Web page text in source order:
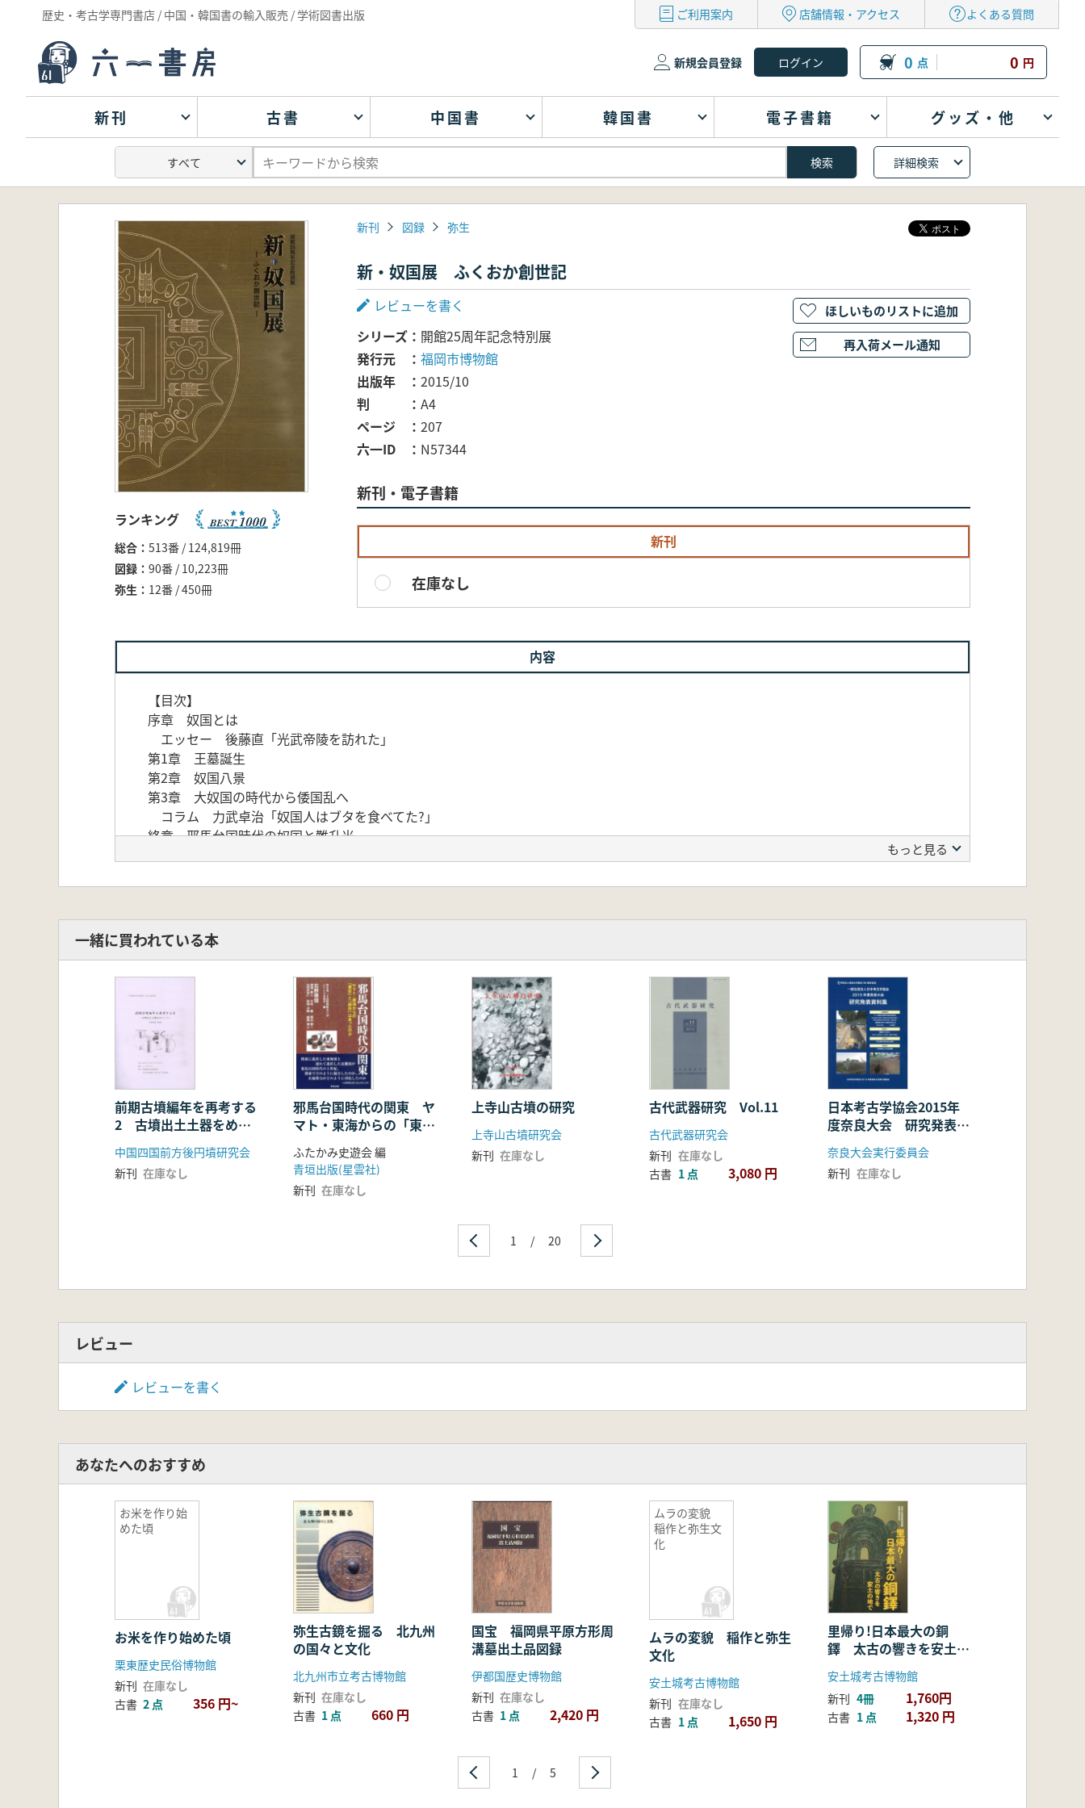
歴史・考古学専門書店 / 中国・韓国書の輸入販売 / 学術図書出版 ご利用案内 店舗情報・アクセス よくある質問
新規会員登録 0 点 0 円
新刊 古書 中国書 韓国書 電子書籍 グッズ・他
詳細検索
ランキング
総合
513番 / 124,819冊
図録
90番 / 10,223冊
弥生
12番 / 450冊
新刊 図録 弥生
新・奴国展 ふくおか創世記
レビューを書く
シリーズ
開館25周年記念特別展
発行元
福岡市博物館
出版年
2015/10
判
A4
ページ
207
六一ID
N57344
新刊・電子書籍
新刊
在庫なし
ほしいものリストに追加
再入荷メール通知
内容
【目次】
序章 奴国とは
エッセー 後藤直「光武帝陵を訪れた」
第1章 王墓誕生
第2章 奴国八景
第3章 大奴国の時代から倭国乱へ
コラム 力武卓治「奴国人はブタを食べてた?」
終章 邪馬台国時代の奴国と難升米
論考2 常松幹雄「青銅器の生産と流通」
論考4 久住猛雄「奴国の時代の暦年代論」
もっと見る
一緒に買われている本
前期古墳編年を再考する
2 古墳出土土器をめぐ
って
中国四国前方後円墳研究会
新刊 在庫なし
邪馬台国時代の関東 ヤ
マト・東海からの「東
征」と「移住」はあった
のか
ふたかみ史遊会 編
青垣出版(星雲社)
新刊 在庫なし
上寺山古墳の研究
上寺山古墳研究会
新刊 在庫なし
古代武器研究 Vol.11
古代武器研究会
新刊 在庫なし
古書 1 点 3,080 円
日本考古学協会2015年
度奈良大会 研究発表資
料集
奈良大会実行委員会
新刊 在庫なし
1 / 20
レビュー
レビューを書く
あなたへのおすすめ
お米を作り始
めた頃
お米を作り始めた頃
栗東歴史民俗博物館
新刊 在庫なし
古書 2 点 356 円~
弥生古鏡を掘る 北九州
の国々と文化
北九州市立考古博物館
新刊 在庫なし
古書 1 点 660 円
国宝 福岡県平原方形周
溝墓出土品図録
伊都国歴史博物館
新刊 在庫なし
古書 1 点 2,420 円
ムラの変貌
稲作と弥生文
化
ムラの変貌 稲作と弥生
文化
安土城考古博物館
新刊 在庫なし
古書 1 点 1,650 円
里帰り!日本最大の銅
鐸 太古の響きを安土の
地で
安土城考古博物館
新刊 4冊 1,760円
古書 1 点 1,320 円
1 / 5